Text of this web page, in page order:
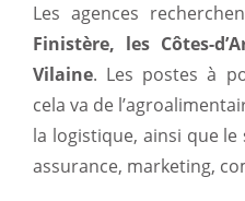
Les agences
Finistère, les Côtes-
Vilaine. Les postes à
cela va de
la logistique, ainsi que
assurance, marketing,